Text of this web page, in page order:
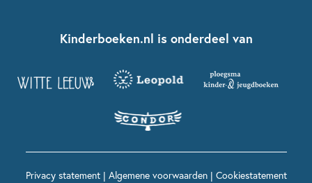
Kinderboeken diversiteit
Grappige kinderboeken
Spannende kinderboeken
Boekentips 12+ jaar
Voor volwassenen
Spekkie en Sproet
Kinderboeken.nl is onderdeel van
Privacy statement| Algemene voorwaarden| Cookiestatement